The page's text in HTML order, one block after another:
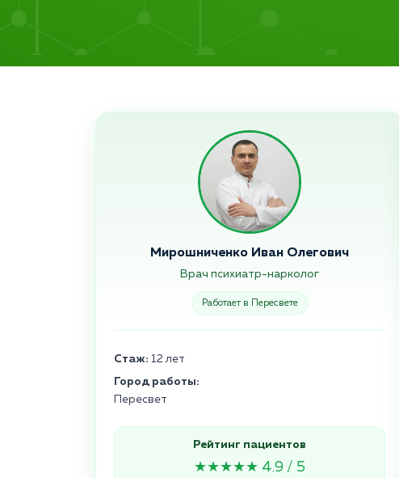
Мирошниченко Иван Олегович
Врач психиатр-нарколог
Работает в Пересвете
Стаж: 12 лет
Город работы:
Пересвет
Рейтинг пациентов
★★★★★ 4.9 / 5